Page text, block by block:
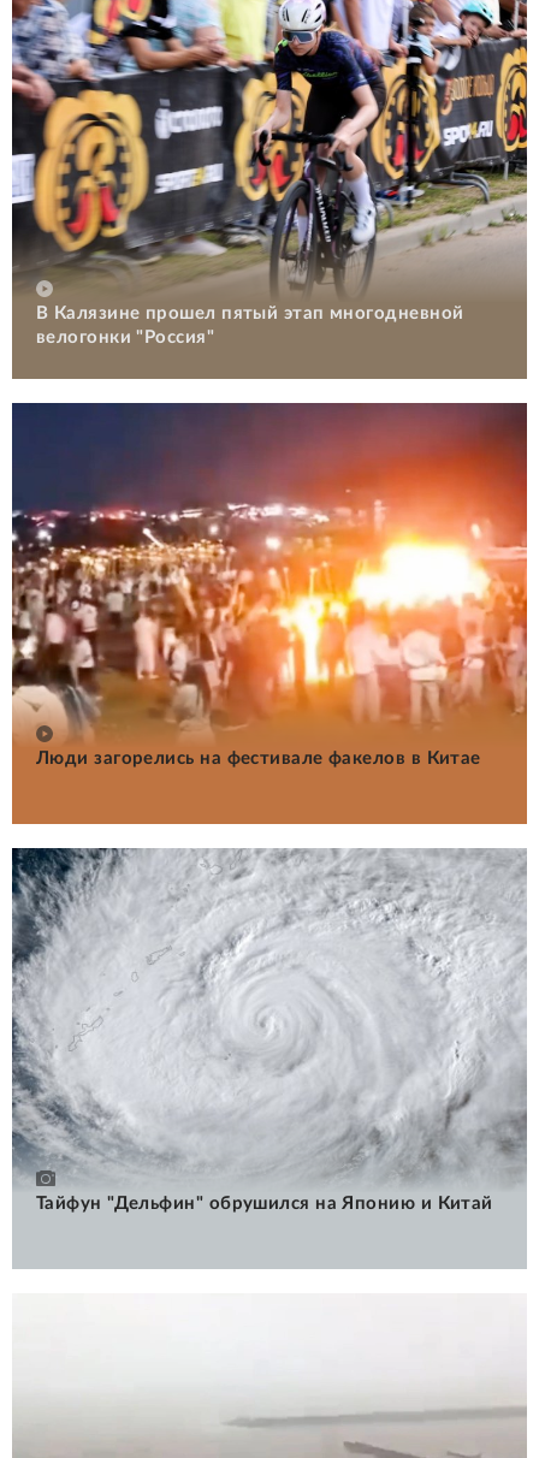
В Калязине прошел пятый этап многодневной
велогонки "Россия"
Люди загорелись на фестивале факелов в Китае
Тайфун "Дельфин" обрушился на Японию и Китай